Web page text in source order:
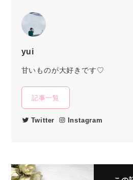
yui
甘いものが大好きです♡
記事一覧
Twitter Instagram